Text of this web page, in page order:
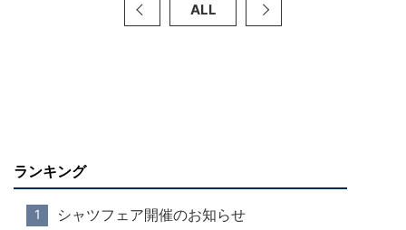
ALL
ランキング
シャツフェア開催のお知らせ